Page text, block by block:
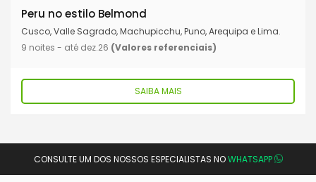
Peru no estilo Belmond
Cusco, Valle Sagrado, Machupicchu, Puno, Arequipa e Lima.
9 noites - até dez.26 (Valores referenciais)
SAIBA MAIS
CONSULTE UM DOS NOSSOS ESPECIALISTAS NOWHATSAPP